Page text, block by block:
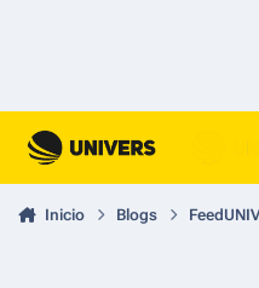
Inicio Blogs